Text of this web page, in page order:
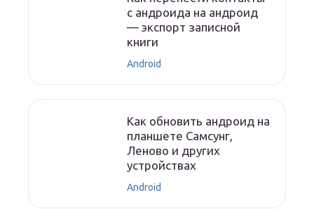
с андроида на андроид
— экспорт записной
книги
Android
Как обновить андроид на
планшете Самсунг,
Леново и других
устройствах
Android